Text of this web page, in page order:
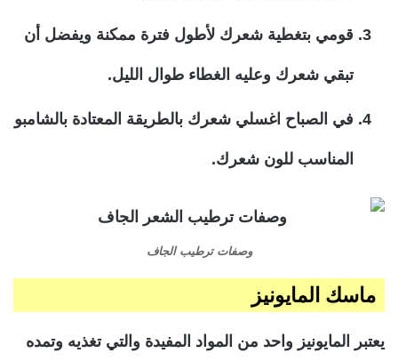
قومي بتغطية شعرك لأطول فترة ممكنة ويفضل أن
تبقي شعرك وعليه الغطاء طوال الليل.
في الصباح اغسلي شعرك بالطريقة المعتادة بالشامبو
المناسب للون شعرك.
وصفات ترطيب الجاف
ماسك المايونيز
يعتبر المايونيز واحد من المواد المفيدة والتي تغذيه وتمده